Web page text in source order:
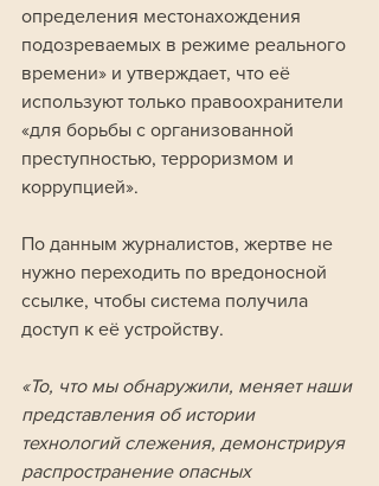
определения местонахождения
подозреваемых в режиме реального
времени» и утверждает, что её
используют только правоохранители
«для борьбы с организованной
преступностью, терроризмом и
коррупцией».
По данным журналистов, жертве не
нужно переходить по вредоносной
ссылке, чтобы система получила
доступ к её устройству.
«То, что мы обнаружили, меняет наши
представления об истории
технологий слежения, демонстрируя
распространение опасных